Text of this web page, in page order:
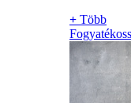
+ Több